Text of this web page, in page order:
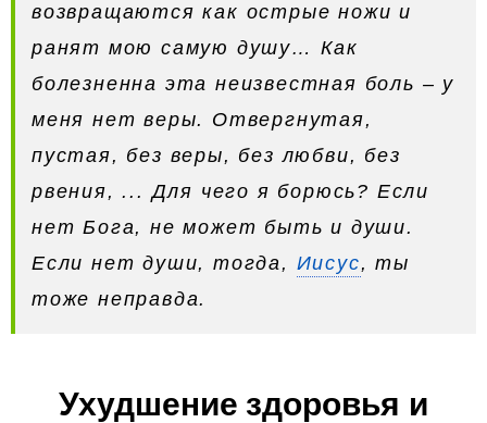
возвращаются как острые ножи и
ранят мою самую душу… Как
болезненна эта неизвестная боль – у
меня нет веры. Отвергнутая,
пустая, без веры, без любви, без
рвения, ... Для чего я борюсь? Если
нет Бога, не может быть и души.
Если нет души, тогда, Иисус, ты
тоже неправда.
Ухудшение здоровья и